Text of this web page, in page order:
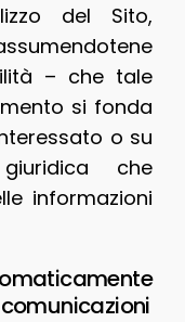
del Sito,
– che tale
si fonda
o su
che
informazioni